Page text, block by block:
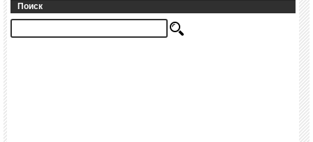
Поиск